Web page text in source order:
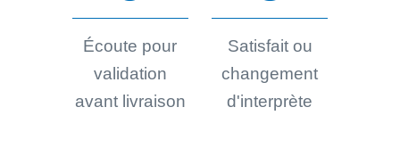
Écoute pour
validation
avant livraison
Satisfait ou
changement
d'interprète